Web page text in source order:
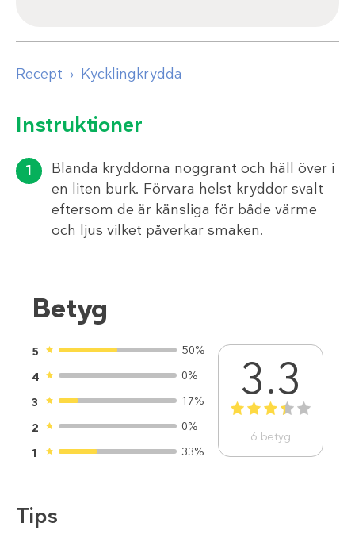
Recept Kycklingkrydda
Instruktioner
Blanda kryddorna noggrant och häll över i
en liten burk. Förvara helst kryddor svalt
eftersom de är känsliga för både värme
och ljus vilket påverkar smaken.
Betyg
5
50%
4
0%
3
17%
2
0%
1
33%
3.3
1 2 3 4 5
6 betyg
Tips